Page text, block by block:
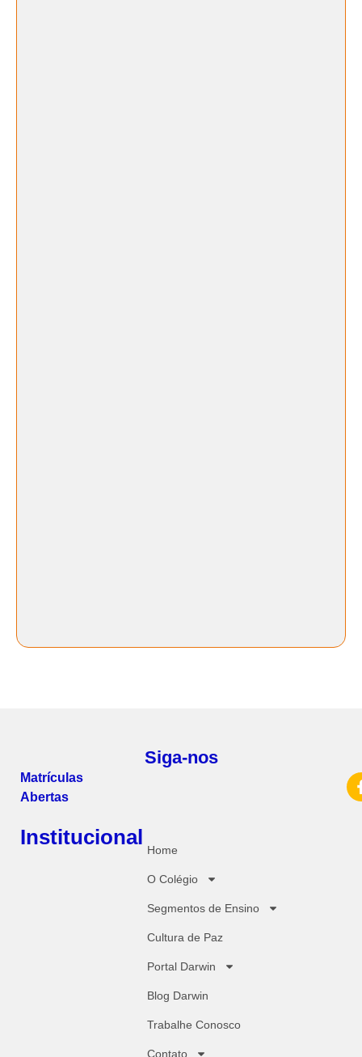
Matrículas
Abertas
Siga-nos
Institucional
Home
O Colégio
Segmentos de Ensino
Cultura de Paz
Portal Darwin
Blog Darwin
Trabalhe Conosco
Contato